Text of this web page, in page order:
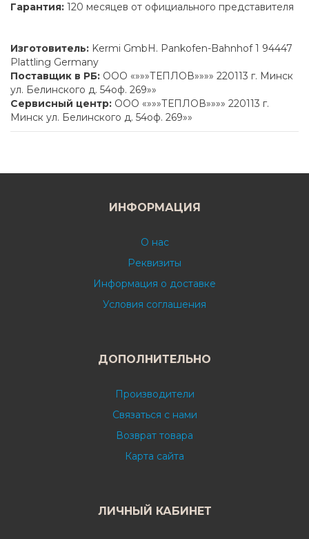
Гарантия: 120 месяцев от официального представителя
Изготовитель: Kermi GmbH. Pankofen-Bahnhof 1 94447
Plattling Germany
Поставщик в РБ: ООО «»»»ТЕПЛОВ»»»» 220113 г. Минск
ул. Белинского д. 54оф. 269»»
Сервисный центр: ООО «»»»ТЕПЛОВ»»»» 220113 г.
Минск ул. Белинского д. 54оф. 269»»
ИНФОРМАЦИЯ
О нас
Реквизиты
Информация о доставке
Условия соглашения
ДОПОЛНИТЕЛЬНО
Производители
Связаться с нами
Возврат товара
Карта сайта
ЛИЧНЫЙ КАБИНЕТ